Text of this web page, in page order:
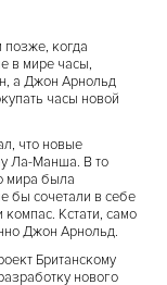
позже, когда
в мире часы,
а Джон Арнольд
часы новой
что новые
Ла-Манша. В то
мира была
бы сочетали в себе
Кстати, само
Джон Арнольд.
Британскому
нового